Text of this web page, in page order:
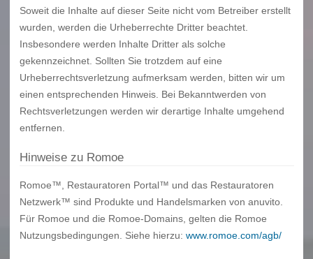
Soweit die Inhalte auf dieser Seite nicht vom Betreiber erstellt
wurden, werden die Urheberrechte Dritter beachtet.
Insbesondere werden Inhalte Dritter als solche
gekennzeichnet. Sollten Sie trotzdem auf eine
Urheberrechtsverletzung aufmerksam werden, bitten wir um
einen entsprechenden Hinweis. Bei Bekanntwerden von
Rechtsverletzungen werden wir derartige Inhalte umgehend
entfernen.
Hinweise zu Romoe
Romoe™, Restauratoren Portal™ und das Restauratoren
Netzwerk™ sind Produkte und Handelsmarken von anuvito.
Für Romoe und die Romoe-Domains, gelten die Romoe
Nutzungsbedingungen. Siehe hierzu: www.romoe.com/agb/